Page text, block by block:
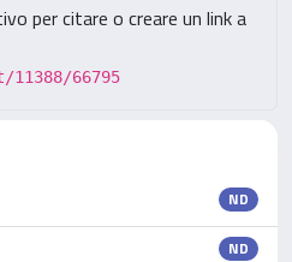
per citare o creare un link a
66795
ND
ND